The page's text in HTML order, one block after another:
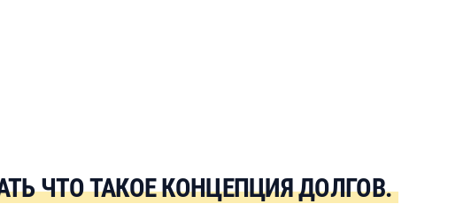
ЧТО ТАКОЕ КОНЦЕПЦИЯ ДОЛГОВ.